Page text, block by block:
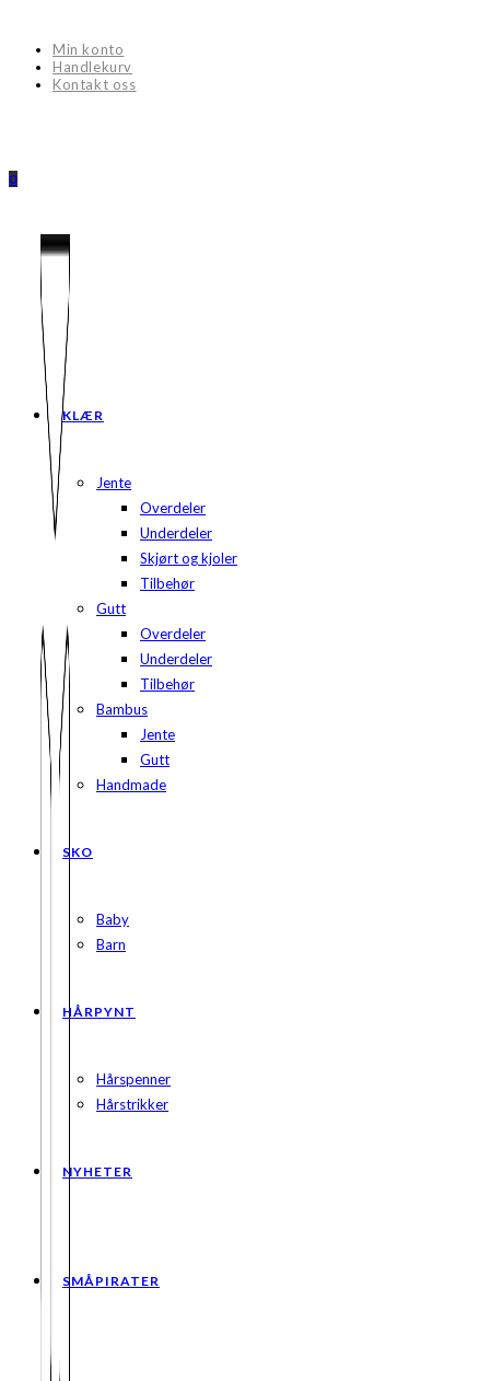
contentMin konto
Handlekurv
Kontakt oss
0
KLÆR
Jente
Overdeler
Underdeler
Skjørt og kjoler
Tilbehør
Gutt
Overdeler
Underdeler
Tilbehør
Bambus
Jente
Gutt
Handmade
SKO
Baby
Barn
HÅRPYNT
Hårspenner
Hårstrikker
NYHETER
SMÅPIRATER